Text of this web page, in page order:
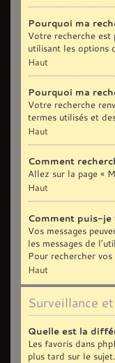
Pourquoi ma
Votre recherche est
utilisant les options
Haut
Pourquoi ma
Votre recherche
termes utilisés et
Haut
Comment
Allez sur la page «
Haut
Comment puis-je
Vos messages
les messages de
Pour rechercher
Haut
Surveillance
Quelle est la
Les favoris dans
plus tard sur le